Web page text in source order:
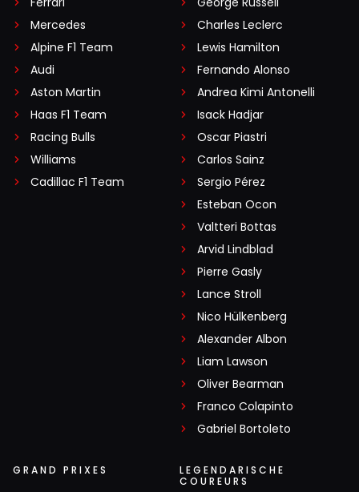
Mercedes
Alpine F1 Team
Audi
Aston Martin
Haas F1 Team
Racing Bulls
Williams
Cadillac F1 Team
Charles Leclerc
Lewis Hamilton
Fernando Alonso
Andrea Kimi Antonelli
Isack Hadjar
Oscar Piastri
Carlos Sainz
Sergio Pérez
Esteban Ocon
Valtteri Bottas
Arvid Lindblad
Pierre Gasly
Lance Stroll
Nico Hülkenberg
Alexander Albon
Liam Lawson
Oliver Bearman
Franco Colapinto
Gabriel Bortoleto
GRAND PRIXES
LEGENDARISCHE
COUREURS